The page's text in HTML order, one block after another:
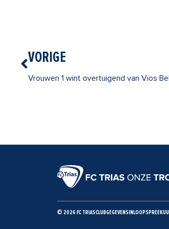
Vorige
VORIGE
Vrouwen 1 wint overtuigend van Vios
© 2026 FC TRIASCLUBGEGEVENS